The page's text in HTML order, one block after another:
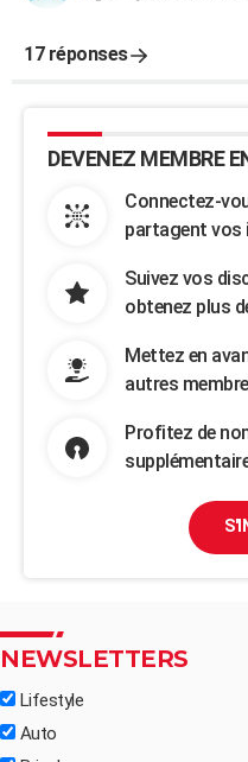
17 réponses
DEVENEZ MEMBRE
Connectez-
partagent vos
Suivez vos
obtenez plus
Mettez en
autres
Profitez de
NEWSLETTERS
Lifestyle
Auto